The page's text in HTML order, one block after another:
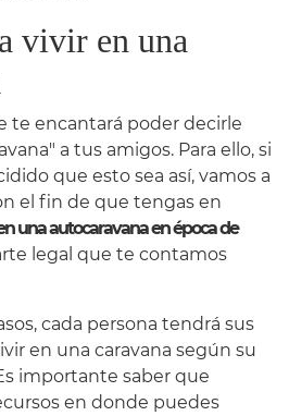
vivir en una
te encantará poder decirle
a tus amigos. Para ello, si
que esto sea así, vamos a
el fin de que tengas en
una autocaravana en época de
legal que te contamos
cada persona tendrá sus
en una caravana según su
importante saber que
en donde puedes